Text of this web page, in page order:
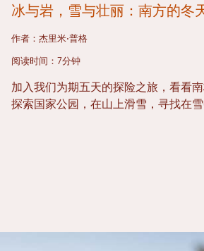
冰与岩，雪与壮丽：南方的冬
作者：杰里米·普格
阅读时间：7分钟
加入我们为期五天的探险之旅，看看南
探索国家公园，在山上滑雪，寻找在雪